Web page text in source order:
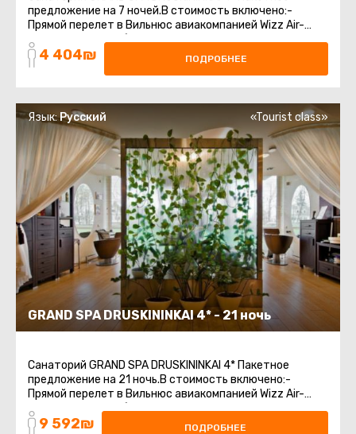
предложение на 7 ночей.В стоимость включено:-
Прямой перелет в Вильнюс авиакомпанией Wizz Air-
Регистрируемый багаж 20 кг + ручная кладь- ...
4 404₪ ПОДРОБНЕЕ
GRAND SPA DRUSKININKAI 4* - 21 ночь
Язык:Русский «Tourist class»
Санаторий GRAND SPA DRUSKININKAI 4* Пакетное
предложение на 21 ночь.В стоимость включено:-
Прямой перелет в Вильнюс авиакомпанией Wizz Air-
Регистрируемый багаж 20 кг + ручная кладь- ...
9 592₪ ПОДРОБНЕЕ